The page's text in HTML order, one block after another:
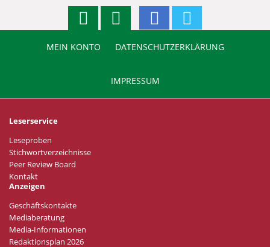
MEIN KONTO DATENSCHUTZERKLÄRUNG
IMPRESSUM
Leserservice
Leseproben
Stichwortverzeichnisse
Peer Review Board
Kontakt
Anzeigen
Geschäftskontakte
Mediaberatung
Media-Informationen
Redaktionsplan 2026